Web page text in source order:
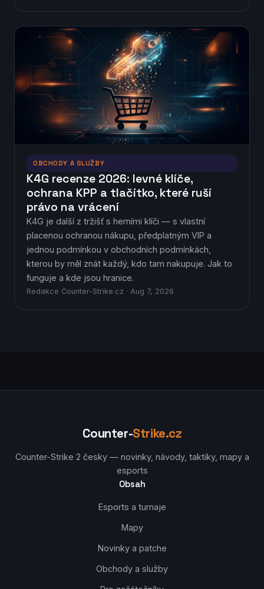
OBCHODY A SLUŽBY
K4G recenze 2026: levné klíče,
ochrana KPP a tlačítko, které ruší
právo na vrácení
K4G je další z tržišť s herními klíči — s vlastní
placenou ochranou nákupu, předplatným VIP a
jednou podmínkou v obchodních podmínkách,
kterou by měl znát každý, kdo tam nakupuje. Jak to
funguje a kde jsou hranice.
Redakce Counter-Strike.cz · Aug 7, 2026
Counter-Strike.cz
Counter-Strike 2 česky — novinky, návody, taktiky, mapy a
esports
Obsah
Esports a turnaje
Mapy
Novinky a patche
Obchody a služby